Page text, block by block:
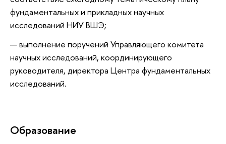
фундаментальных и прикладных научных
исследований НИУ ВШЭ;
выполнение поручений Управляющего комитета
научных исследований, координирующего
руководителя, директора Центра фундаментальных
исследований.
Oбразование